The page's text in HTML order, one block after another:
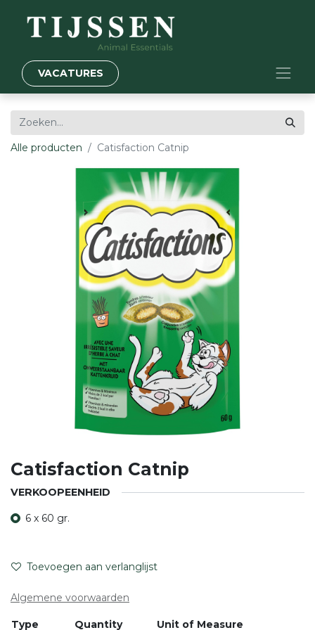
VACATURES
Alle producten Catisfaction Catnip
Catisfaction Catnip
VERKOOPEENHEID
6 x 60 gr.
Toevoegen aan verlanglijst
Algemene voorwaarden
Type Quantity Unit of Measure